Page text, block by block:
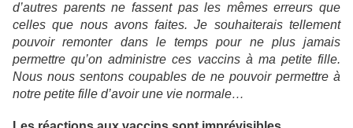
d’autres parents ne fassent pas les mêmes erreurs que
celles que nous avons faites. Je souhaiterais tellement
pouvoir remonter dans le temps pour ne plus jamais
permettre qu’on administre ces vaccins à ma petite fille.
Nous nous sentons coupables de ne pouvoir permettre à
notre petite fille d’avoir une vie normale…